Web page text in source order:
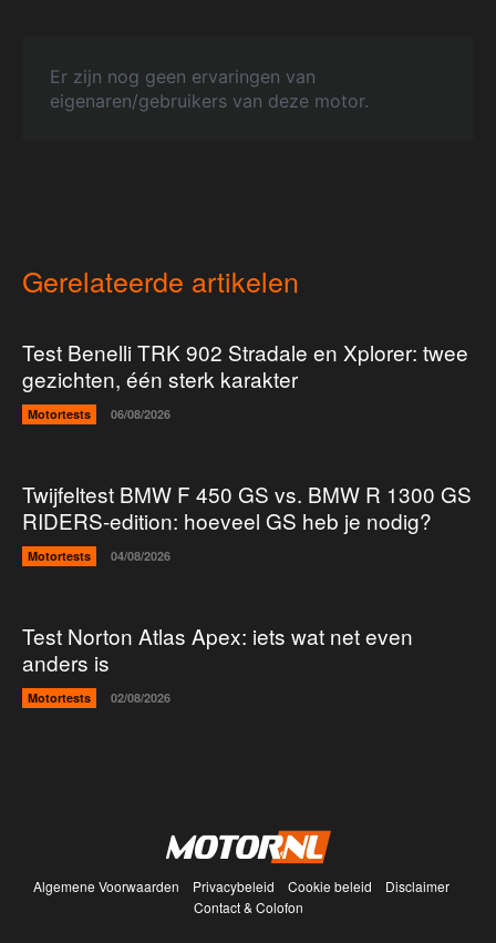
Er zijn nog geen ervaringen van
eigenaren/gebruikers van deze motor.
Gerelateerde artikelen
Test Benelli TRK 902 Stradale en Xplorer: twee
gezichten, één sterk karakter
Motortests 06/08/2026
Twijfeltest BMW F 450 GS vs. BMW R 1300 GS
RIDERS-edition: hoeveel GS heb je nodig?
Motortests 04/08/2026
Test Norton Atlas Apex: iets wat net even
anders is
Motortests 02/08/2026
Algemene Voorwaarden Privacybeleid Cookie beleid
Disclaimer
Contact & Colofon